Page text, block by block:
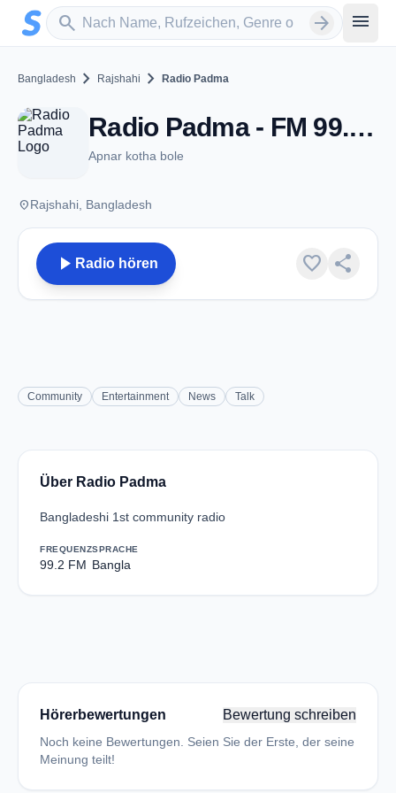
Zum Hauptinhalt springen
search
Sender suchen arrow_forward menu
Bangladesh chevron_right Rajshahi chevron_right Radio Padma
Radio Padma - FM 99.2 - Rajshahi
Apnar kotha bole
placeRajshahi, Bangladesh
play_arrow Radio hören favorite share
Community Entertainment News Talk
Über Radio Padma
Bangladeshi 1st community radio
FREQUENZ
99.2 FM
SPRACHE
Bangla
Hörerbewertungen Bewertung schreiben
Noch keine Bewertungen. Seien Sie der Erste, der seine
Meinung teilt!